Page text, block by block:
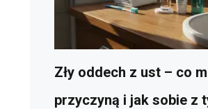
Zły oddech z ust – co
przyczyną i jak sobie z